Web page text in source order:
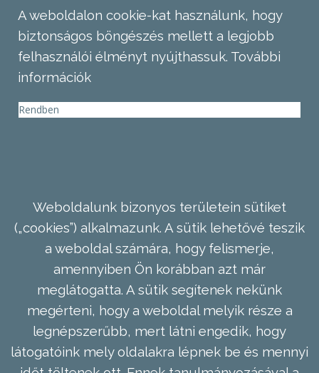
A weboldalon cookie-kat használunk, hogy
biztonságos böngészés mellett a legjobb
felhasználói élményt nyújthassuk. További
információk
Rendben
Weboldalunk bizonyos területein sütiket
(„cookies”) alkalmazunk. A sütik lehetővé teszik
a weboldal számára, hogy felismerje,
amennyiben Ön korábban azt már
meglátogatta. A sütik segítenek nekünk
megérteni, hogy a weboldal melyik része a
legnépszerűbb, mert látni engedik, hogy
látogatóink mely oldalakra lépnek be és mennyi